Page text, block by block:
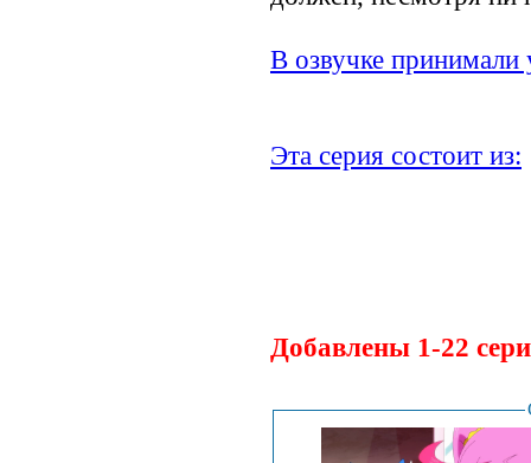
В озвучке принимали
Эта серия состоит из:
Добавлены 1-22